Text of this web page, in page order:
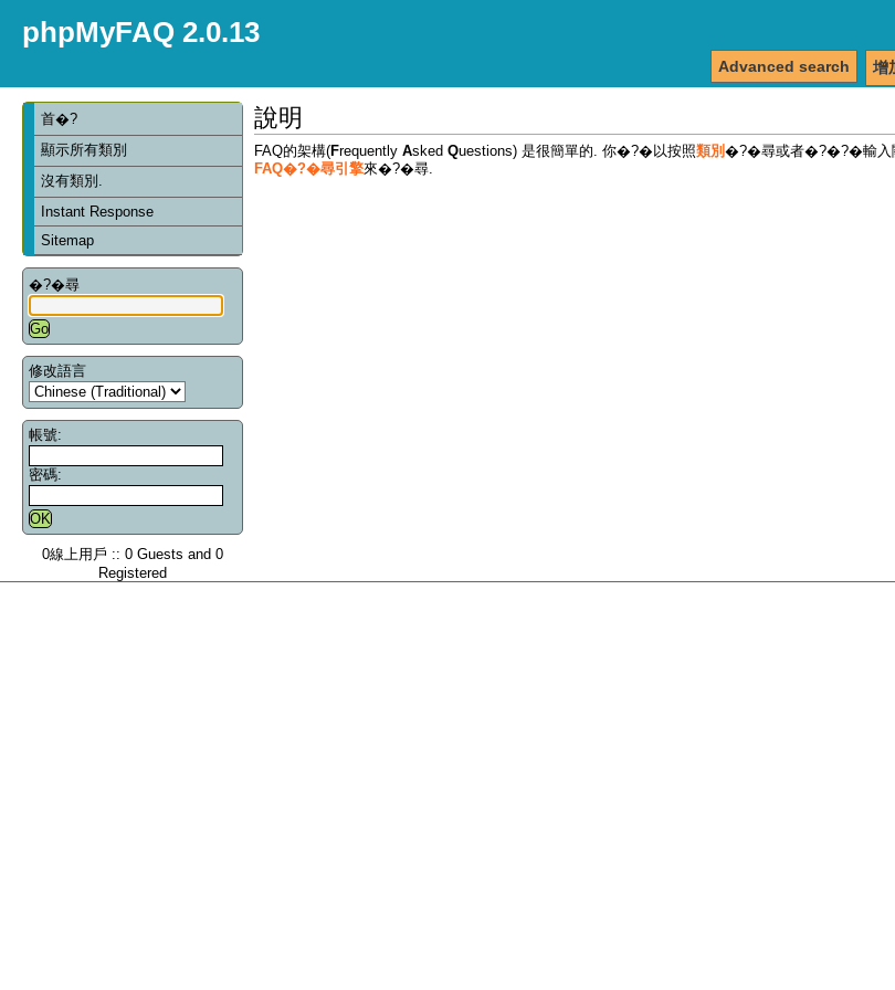
phpMyFAQ 2.0.13
增
Advanced search
首�?
顯示所有類別
沒有類別.
Instant Response
Sitemap
�?�尋
修改語言
帳號:
密碼:
0線上用戶 :: 0 Guests and 0
Registered
說明
FAQ的架構(Frequently Asked Questions) 是很簡單的. 你�?�以按照類別 �?�尋或者�?�?�輸入
FAQ�?�尋引擎來�?�尋.